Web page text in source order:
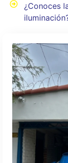
¿Conoces